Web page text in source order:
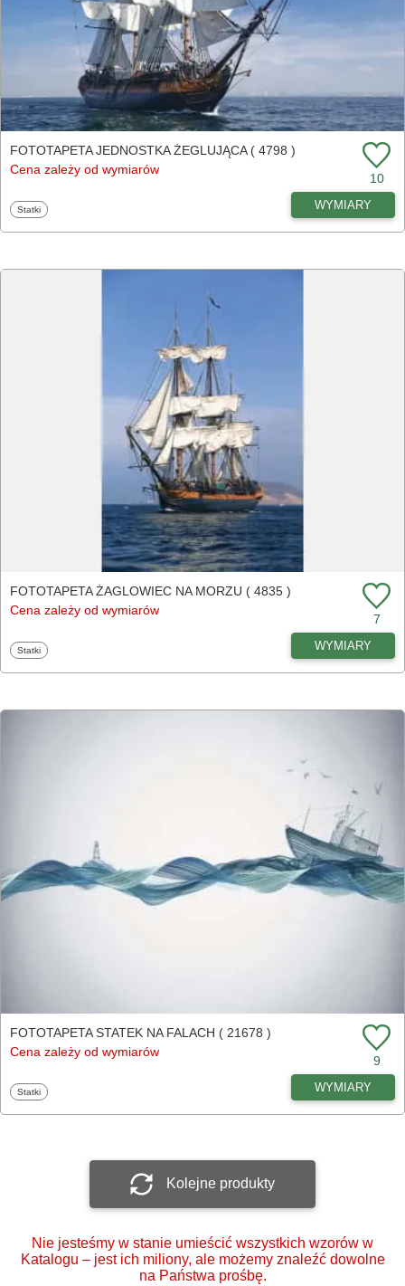
FOTOTAPETA JEDNOSTKA ŻEGLUJĄCA ( 4798 )
Cena zależy od wymiarów
10
Fototapety
Statki WYMIARY
FOTOTAPETA ŻAGLOWIEC NA MORZU ( 4835 )
Cena zależy od wymiarów
7
Fototapety
Statki WYMIARY
FOTOTAPETA STATEK NA FALACH ( 21678 )
Cena zależy od wymiarów
9
Fototapety
Statki WYMIARY
Kolejne produkty
Nie jesteśmy w stanie umieścić wszystkich wzorów w
Katalogu – jest ich miliony, ale możemy znaleźć dowolne
na Państwa prośbę.